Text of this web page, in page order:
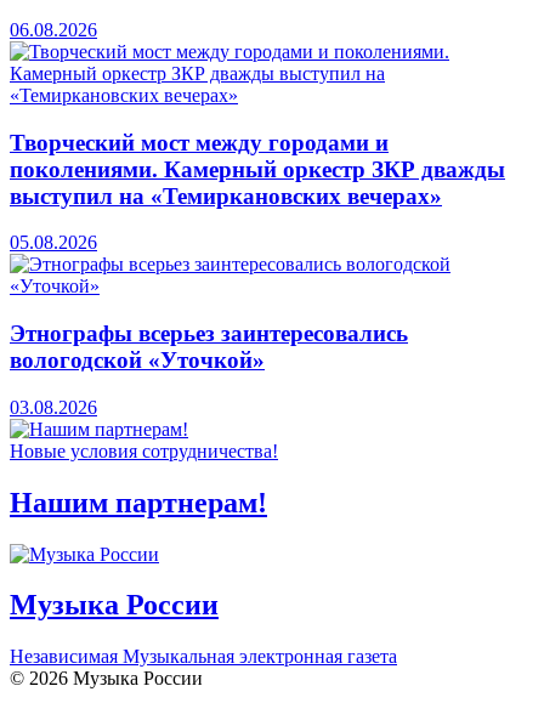
06.08.2026
Творческий мост между городами и
поколениями. Камерный оркестр ЗКР дважды
выступил на «Темиркановских вечерах»
05.08.2026
Этнографы всерьез заинтересовались
вологодской «Уточкой»
03.08.2026
Новые условия сотрудничества!
Нашим партнерам!
Музыка России
Независимая Музыкальная электронная газета
© 2026 Музыка России